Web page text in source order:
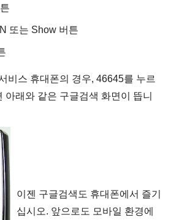
또는 Show 버튼
비스 휴대폰의 경우, 46645를 누르
아래와 같은 구글검색 화면이 뜹니
이젠 구글검색도 휴대폰에서 즐기
십시오. 앞으로도 모바일 환경에